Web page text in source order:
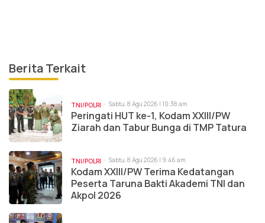
Berita Terkait
TNI/POLRI Sabtu, 8 Agu 2026 | 10:38 am
Peringati HUT ke-1, Kodam XXIII/PW
Ziarah dan Tabur Bunga di TMP Tatura
TNI/POLRI Sabtu, 8 Agu 2026 | 9:46 am
Kodam XXIII/PW Terima Kedatangan
Peserta Taruna Bakti Akademi TNI dan
Akpol 2026